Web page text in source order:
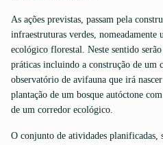
As ações previstas, passam pela
infraestruturas verdes, nomeadamente
ecológico florestal. Neste sentido
práticas incluindo a construção de um
observatório de avifauna que irá
plantação de um bosque autóctone
de um corredor ecológico.
O conjunto de atividades planificadas,